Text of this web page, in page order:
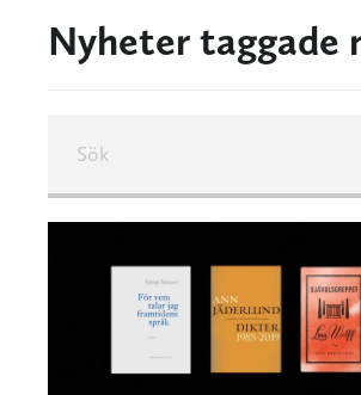
Nyheter taggade